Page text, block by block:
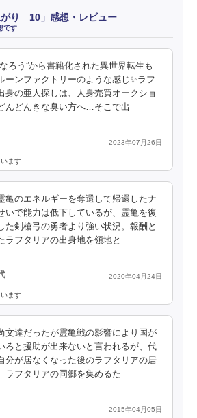
がり 10」感想・レビュー
です
ろう”から書籍化された異世界転生も
ーンファクトリーのような感じ✨ラフ
身の亜人探しは、人身売買オークショ
んどんきな臭い方へ…そこで出
2023年07月26日
ます
亀のエネルギーを奪還して帰還したナ
いで能力は低下しているが、霊亀を復
た剣槍弓の勇者より強い状況。報酬と
ラフタリアの出身地を領地と
2020年04月24日
ます
文達だったが霊亀戦の影響により国が
ろと援助が出来ないと言われるが、代
分が居なくなった後のラフタリアの居
ラフタリアの同郷を集めるた
2015年04月05日